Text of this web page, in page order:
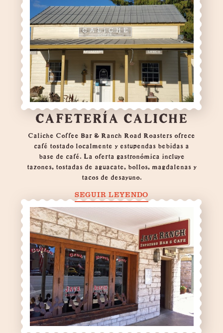
CAFETERÍA CALICHE
Caliche Coffee Bar & Ranch Road Roasters ofrece
café tostado localmente y estupendas bebidas a
base de café. La oferta gastronómica incluye
tazones, tostadas de aguacate, bollos, magdalenas y
tacos de desayuno.
SEGUIR LEYENDO